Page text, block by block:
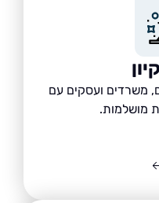
ועסקים עם